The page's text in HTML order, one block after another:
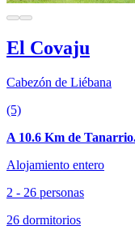
El Covaju
Cabezón de Liébana
(5)
A 10.6 Km de
Alojamiento entero
2 - 26 personas
26 dormitorios